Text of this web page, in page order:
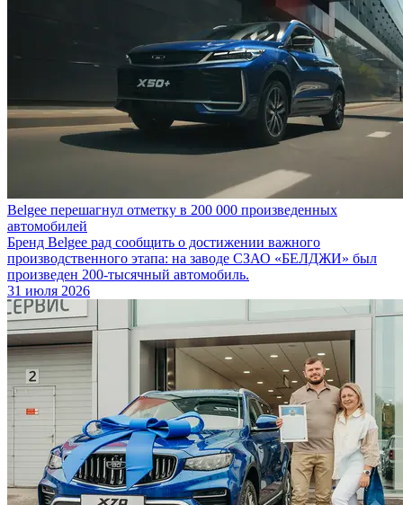
Belgee перешагнул отметку в 200 000 произведенных
автомобилей
Бренд Belgee рад сообщить о достижении важного
производственного этапа: на заводе СЗАО «БЕЛДЖИ» был
произведен 200-тысячный автомобиль.
31 июля 2026